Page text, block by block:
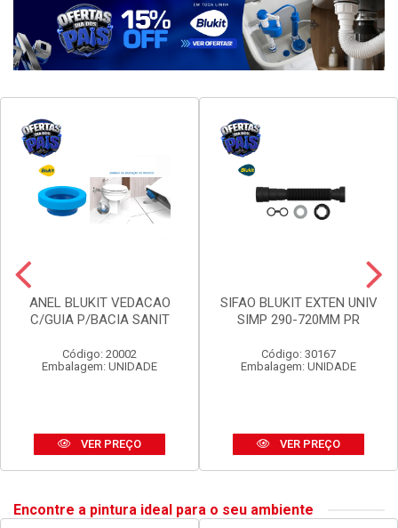
ANEL BLUKIT VEDACAO
C/GUIA P/BACIA SANIT
Código: 20002
Embalagem: UNIDADE
VER PREÇO
SIFAO BLUKIT EXTEN UNIV
SIMP 290-720MM PR
Código: 30167
Embalagem: UNIDADE
VER PREÇO
Encontre a pintura ideal para o seu ambiente